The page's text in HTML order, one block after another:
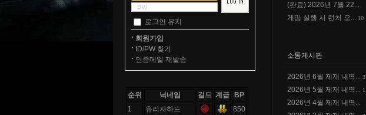
로그인 유지
회원가입
ID/PW 찾기
인증메일 재발송
순위 닉네임 길드 계급
BP
1
유리자하드 850
(완료) 2026년 7월 22...
게임 실행 시 런처 오... 10
소통게시판
2026년 6월 제재 내역... 3
2026년 5월 제재 내역... 1
2026년 4월 제재 내역...